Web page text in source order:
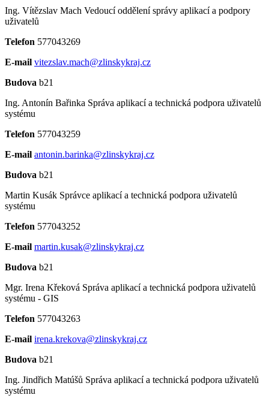
Ing. Vítězslav Mach Vedoucí oddělení správy aplikací a podpory
uživatelů
Telefon 577043269
E-mail vitezslav.mach@zlinskykraj.cz
Budova b21
Ing. Antonín Bařinka Správa aplikací a technická podpora uživatelů
systému
Telefon 577043259
E-mail antonin.barinka@zlinskykraj.cz
Budova b21
Martin Kusák Správce aplikací a technická podpora uživatelů
systému
Telefon 577043252
E-mail martin.kusak@zlinskykraj.cz
Budova b21
Mgr. Irena Křeková Správa aplikací a technická podpora uživatelů
systému - GIS
Telefon 577043263
E-mail irena.krekova@zlinskykraj.cz
Budova b21
Ing. Jindřich Matúšů Správa aplikací a technická podpora uživatelů
systému